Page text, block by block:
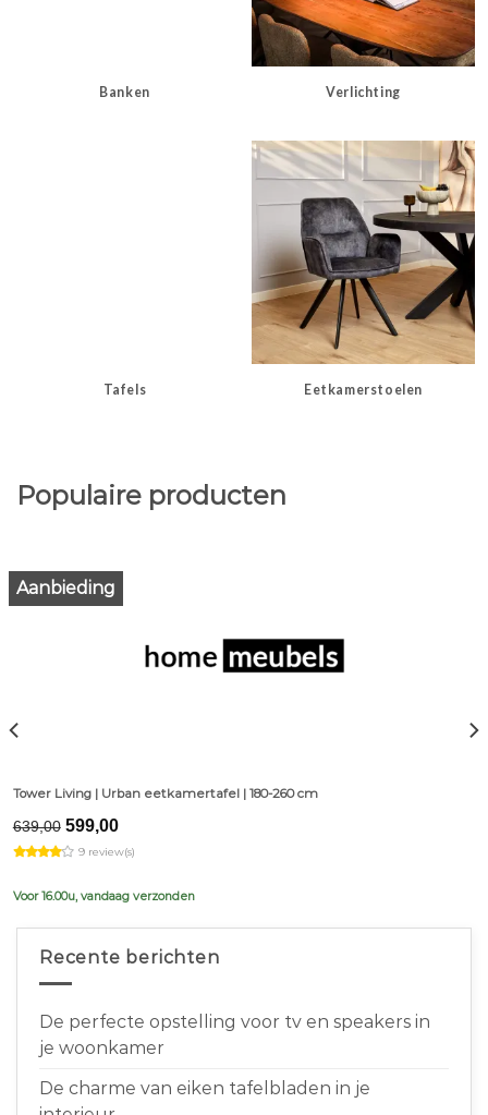
Banken Verlichting
Tafels Eetkamerstoelen
Populaire producten
Aanbieding
Tower Living | Urban eetkamertafel | 180-260 cm
639,00 Original
price
was:
599,00Current
is:
9 review(s)
Voor 16.00u, vandaag verzonden
Recente berichten
De perfecte opstelling voor tv en speakers in
je woonkamer
De charme van eiken tafelbladen in je